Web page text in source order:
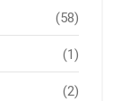
(58)
(1)
(2)